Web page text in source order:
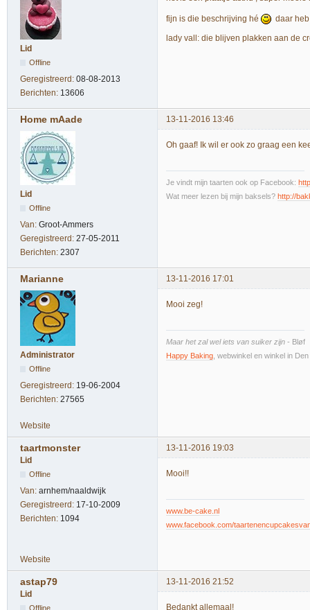
Lid
Offline
Geregistreerd: 08-08-2013
Berichten: 13606
fijn is die beschrijving hé daar
lady vall: die blijven plakken aan de
Home mAade 13-11-2016 13:46
Lid
Offline
Van: Groot-Ammers
Geregistreerd: 27-05-2011
Berichten: 2307
Oh gaaf! Ik wil er ook zo graag een
Je vindt mijn taarten ook op Facebook:
Wat meer lezen bij mijn baksels? http://
Marianne 13-11-2016 17:01
Administrator
Offline
Geregistreerd: 19-06-2004
Berichten: 27565
Mooi zeg!
Maar het zal wel iets van suiker zijn - Bløf
Happy Baking , webwinkel en winkel in
Website
taartmonster
13-11-2016 19:03
Lid
Offline
Van: arnhem/naaldwijk
Geregistreerd: 17-10-2009
Berichten: 1094
Mooi!!
www.be-cake.nl
www.facebook.com/
Website
astap79
13-11-2016 21:52
Lid
Offline Bedankt allemaal!